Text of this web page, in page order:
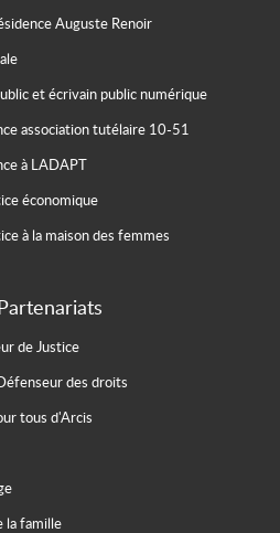
Auguste Renoir
et écrivain public numérique
association tutélaire 10-51
à LADAPT
économique
à la maison des femmes
de Justice
des droits
tous d'Arcis
la famille